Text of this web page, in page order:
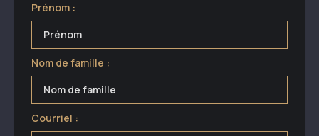
Prénom :
Nom de famille :
Courriel :